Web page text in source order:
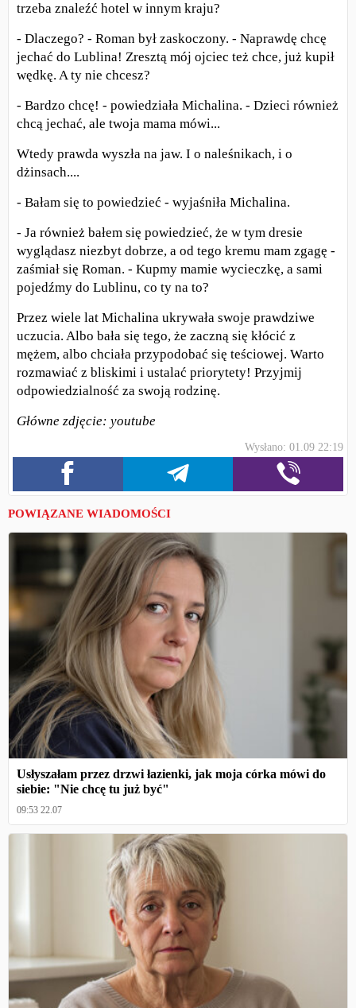
trzeba znaleźć hotel w innym kraju?
- Dlaczego? - Roman był zaskoczony. - Naprawdę chcę
jechać do Lublina! Zresztą mój ojciec też chce, już kupił
wędkę. A ty nie chcesz?
- Bardzo chcę! - powiedziała Michalina. - Dzieci również
chcą jechać, ale twoja mama mówi...
Wtedy prawda wyszła na jaw. I o naleśnikach, i o
dżinsach....
- Bałam się to powiedzieć - wyjaśniła Michalina.
- Ja również bałem się powiedzieć, że w tym dresie
wyglądasz niezbyt dobrze, a od tego kremu mam zgagę -
zaśmiał się Roman. - Kupmy mamie wycieczkę, a sami
pojedźmy do Lublinu, co ty na to?
Przez wiele lat Michalina ukrywała swoje prawdziwe
uczucia. Albo bała się tego, że zaczną się kłócić z
mężem, albo chciała przypodobać się teściowej. Warto
rozmawiać z bliskimi i ustalać priorytety! Przyjmij
odpowiedzialność za swoją rodzinę.
Główne zdjęcie: youtube
Wysłano: 01.09 22:19
POWIĄZANE WIADOMOŚCI
Usłyszałam przez drzwi łazienki, jak moja córka mówi do
siebie: "Nie chcę tu już być"
09:53 22.07